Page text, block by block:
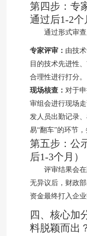
第四步：专
通过后1-2个
通过形式审
专家评审： 由技
目的技术先进性
合理性进行打分。
现场核查：对于
审组会进行现场
发人员出勤记录
易“翻车”的环节
第五步：公
后1-3个月）
评审结果会
无异议后，财政
资金最终打入企业
四、核心加
料脱颖而出